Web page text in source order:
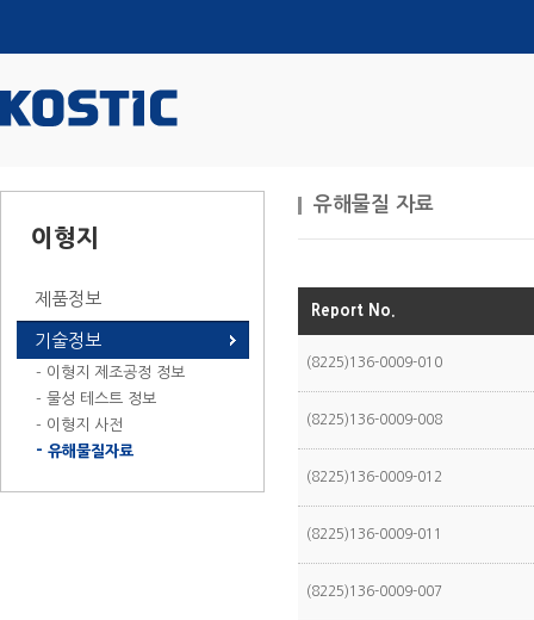
이형지
제품정보
기술정보
- 이형지 제조공정 정보
- 물성 테스트 정보
- 이형지 사전
- 유해물질자료
유해물질 자료
Report No.
(8225)136-0009-010
(8225)136-0009-008
(8225)136-0009-012
(8225)136-0009-011
(8225)136-0009-007